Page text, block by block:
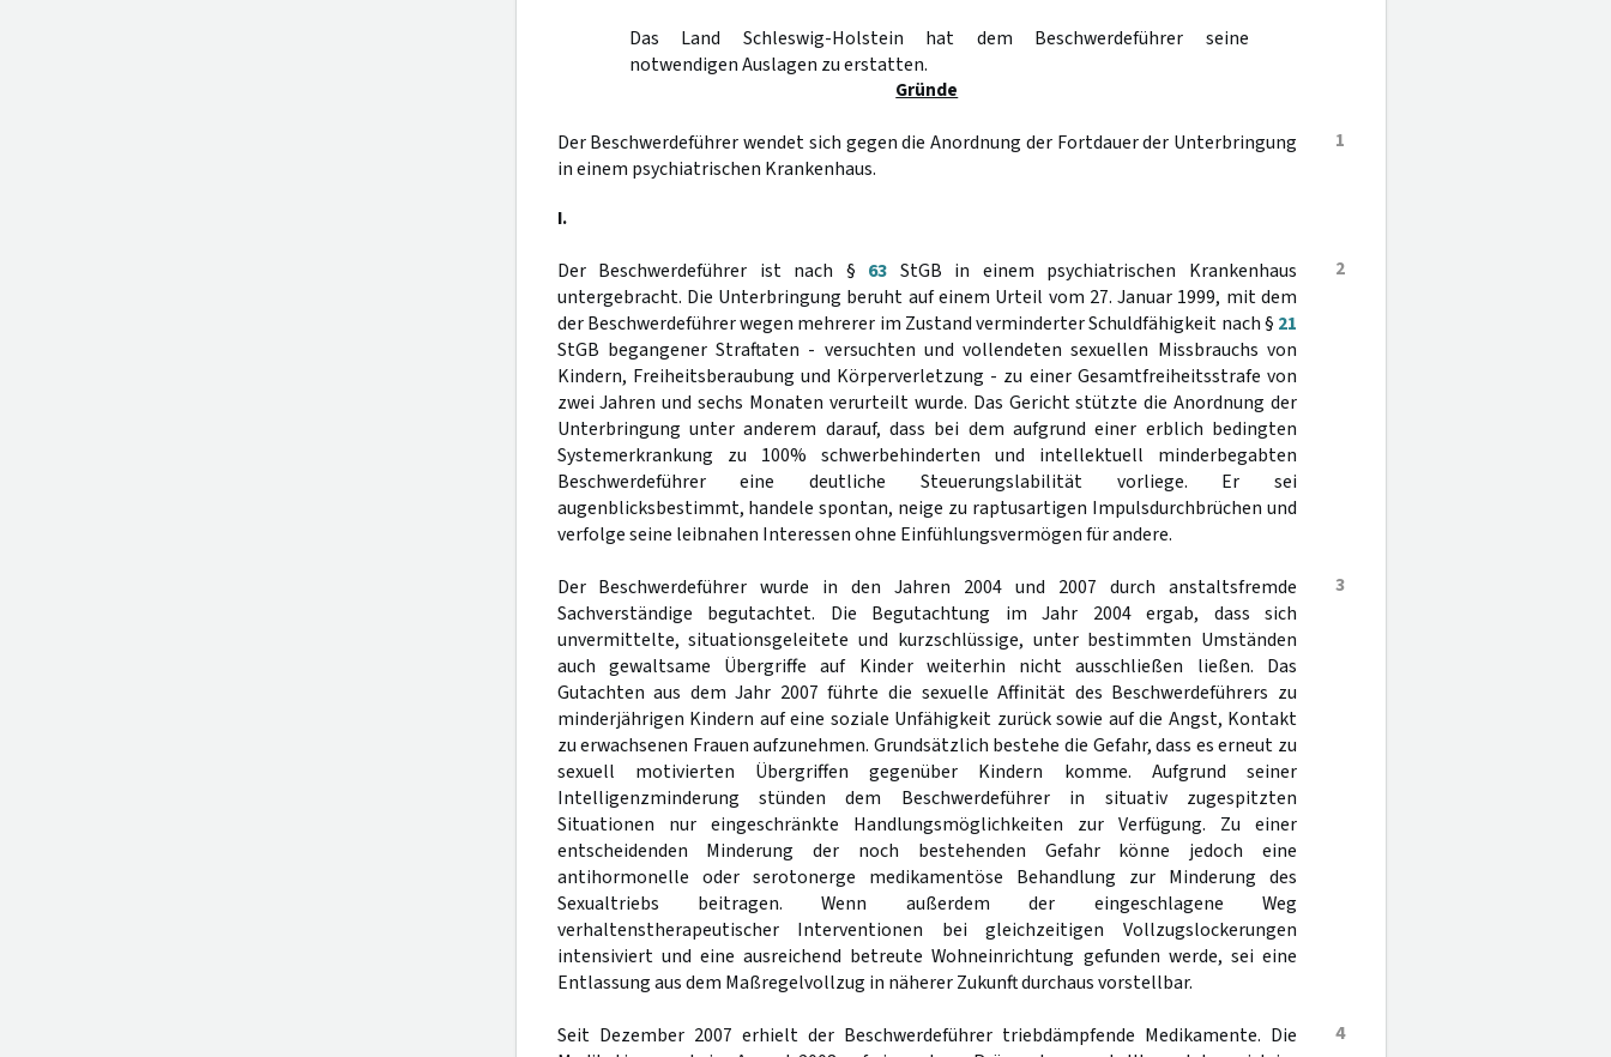
Das Land Schleswig-Holstein hat dem Beschwerdeführer seine
notwendigen Auslagen zu erstatten.
Gründe
1
Der Beschwerdeführer wendet sich gegen die Anordnung der Fortdauer der Unterbringung
in einem psychiatrischen Krankenhaus.
I.
2
Der Beschwerdeführer ist nach § 63 StGB in einem psychiatrischen Krankenhaus
untergebracht. Die Unterbringung beruht auf einem Urteil vom 27. Januar 1999, mit dem
der Beschwerdeführer wegen mehrerer im Zustand verminderter Schuldfähigkeit nach § 21
StGB begangener Straftaten - versuchten und vollendeten sexuellen Missbrauchs von
Kindern, Freiheitsberaubung und Körperverletzung - zu einer Gesamtfreiheitsstrafe von
zwei Jahren und sechs Monaten verurteilt wurde. Das Gericht stützte die Anordnung der
Unterbringung unter anderem darauf, dass bei dem aufgrund einer erblich bedingten
Systemerkrankung zu 100% schwerbehinderten und intellektuell minderbegabten
Beschwerdeführer eine deutliche Steuerungslabilität vorliege. Er sei
augenblicksbestimmt, handele spontan, neige zu raptusartigen Impulsdurchbrüchen und
verfolge seine leibnahen Interessen ohne Einfühlungsvermögen für andere.
3
Der Beschwerdeführer wurde in den Jahren 2004 und 2007 durch anstaltsfremde
Sachverständige begutachtet. Die Begutachtung im Jahr 2004 ergab, dass sich
unvermittelte, situationsgeleitete und kurzschlüssige, unter bestimmten Umständen
auch gewaltsame Übergriffe auf Kinder weiterhin nicht ausschließen ließen. Das
Gutachten aus dem Jahr 2007 führte die sexuelle Affinität des Beschwerdeführers zu
minderjährigen Kindern auf eine soziale Unfähigkeit zurück sowie auf die Angst, Kontakt
zu erwachsenen Frauen aufzunehmen. Grundsätzlich bestehe die Gefahr, dass es erneut zu
sexuell motivierten Übergriffen gegenüber Kindern komme. Aufgrund seiner
Intelligenzminderung stünden dem Beschwerdeführer in situativ zugespitzten
Situationen nur eingeschränkte Handlungsmöglichkeiten zur Verfügung. Zu einer
entscheidenden Minderung der noch bestehenden Gefahr könne jedoch eine
antihormonelle oder serotonerge medikamentöse Behandlung zur Minderung des
Sexualtriebs beitragen. Wenn außerdem der eingeschlagene Weg
verhaltenstherapeutischer Interventionen bei gleichzeitigen Vollzugslockerungen
intensiviert und eine ausreichend betreute Wohneinrichtung gefunden werde, sei eine
Entlassung aus dem Maßregelvollzug in näherer Zukunft durchaus vorstellbar.
4
Seit Dezember 2007 erhielt der Beschwerdeführer triebdämpfende Medikamente. Die